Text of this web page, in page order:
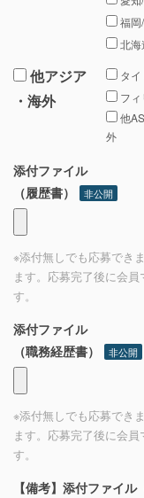
福岡
北海
他アジア
・海外
タイ
フ
他
外
添付ファイル
（履歴書）
非公開
※添付無しでも応募でき
ます。応募完了後に会
す。
添付ファイル
（職務経歴書）
非公開
※添付無しでも応募でき
ます。応募完了後に会
す。
【備考】添付ファイル